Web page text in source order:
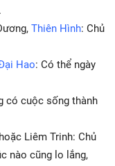
Thiên Hình: Chủ
Hao: Có thể ngày
có cuộc sống thành
Liêm Trinh: Chủ
nào cũng lo lắng,